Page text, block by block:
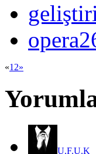
«12»
U.F.U.K